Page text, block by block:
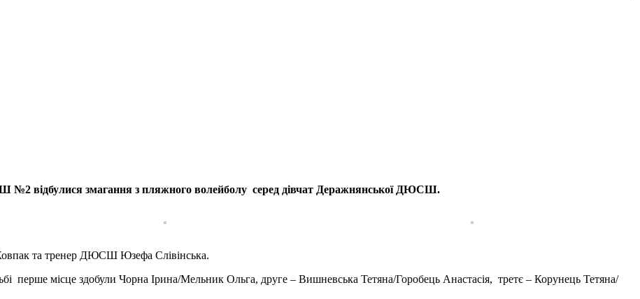
№2 відбулися змагання з пляжного волейболу серед дівчат Деражнянської ДЮСШ.
та тренер ДЮСШ Юзефа Слівінська.
перше місце здобули Чорна Ірина/Мельник Ольга, друге – Вишневська Тетяна/Горобець Анастасія, третє – Корунець Тетяна/